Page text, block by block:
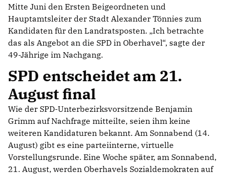
Mitte Juni den Ersten Beigeordneten und
Hauptamtsleiter der Stadt Alexander Tönnies zum
Kandidaten für den Landratsposten. „Ich betrachte
das als Angebot an die SPD in Oberhavel“, sagte der
49-Jährige im Nachgang.
SPD entscheidet am 21.
August final
Wie der SPD-Unterbezirksvorsitzende Benjamin
Grimm auf Nachfrage mitteilte, seien ihm keine
weiteren Kandidaturen bekannt. Am Sonnabend (14.
August) gibt es eine parteiinterne, virtuelle
Vorstellungsrunde. Eine Woche später, am Sonnabend,
21. August, werden Oberhavels Sozialdemokraten auf